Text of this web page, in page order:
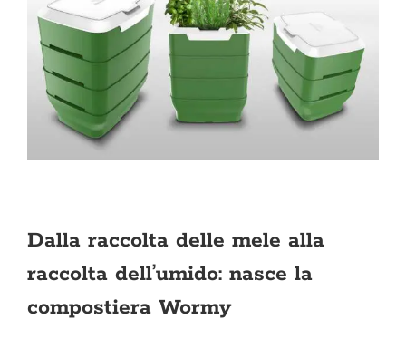
Dalla raccolta delle mele alla
raccolta dell’umido: nasce la
compostiera Wormy